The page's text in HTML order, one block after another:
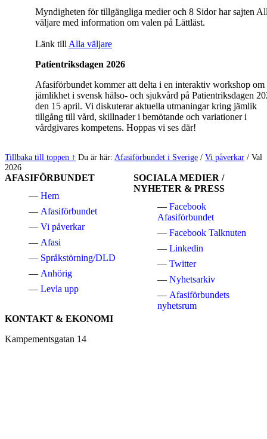
Myndigheten för tillgängliga medier och 8 Sidor har sajten
väljare med information om valen på Lättläst.
Länk till Alla väljare
Patientriksdagen 2026
Afasiförbundet kommer att delta i en interaktiv workshop om
jämlikhet i svensk hälso- och sjukvård på Patientriksdagen
den 15 april. Vi diskuterar aktuella utmaningar kring jämlik
tillgång till vård, skillnader i bemötande och variationer i
vårdgivares kompetens. Hoppas vi ses där!
Hoppa
tillbaka
till
Tillbaka till toppen ↑ Du är här: Afasiförbundet i Sverige / Vi påverkar / Val
2026
AFASIFÖRBUNDET
Hem
Afasiförbundet
Vi påverkar
Afasi
Språkstörning/DLD
Anhörig
Levla upp
SOCIALA MEDIER /
NYHETER & PRESS
Facebook
Afasiförbundet
Facebook Talknuten
Linkedin
Twitter
Nyhetsarkiv
Afasiförbundets
nyhetsrum
KONTAKT & EKONOMI
Kampementsgatan 14